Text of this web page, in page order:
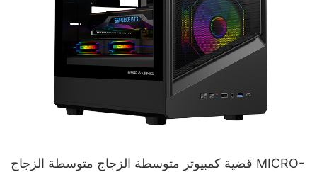
قضية كمبيوتر متوسطة الزجاج متوسطة الزجاج MICRO-